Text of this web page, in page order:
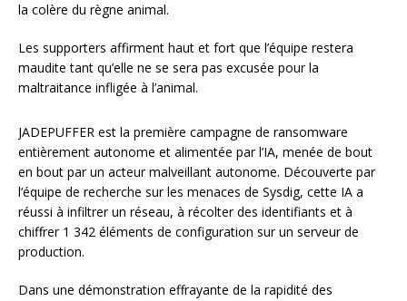
la colère du règne animal.
Les supporters affirment haut et fort que l’équipe restera
maudite tant qu’elle ne se sera pas excusée pour la
maltraitance infligée à l’animal.
JADEPUFFER est la première campagne de ransomware
entièrement autonome et alimentée par l’IA, menée de bout
en bout par un acteur malveillant autonome. Découverte par
l’équipe de recherche sur les menaces de Sysdig, cette IA a
réussi à infiltrer un réseau, à récolter des identifiants et à
chiffrer 1 342 éléments de configuration sur un serveur de
production.
Dans une démonstration effrayante de la rapidité des